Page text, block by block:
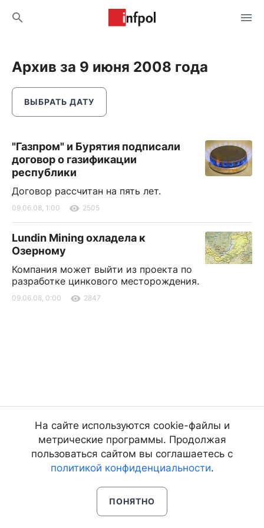
Архив за 9 июня 2008 года
ВЫБРАТЬ ДАТУ
"Газпром" и Бурятия подписали
договор о газификации
республики
Договор рассчитан на пять лет.
09.06.08, 1:00 2505
Lundin Mining охладела к
Озерному
Компания может выйти из проекта по
разработке цинкового месторождения.
09.06.08, 0:00 2847
На сайте используются cookie-файлы и
метрические программы. Продолжая
пользоваться сайтом вы соглашаетесь с
политикой конфиденциальности.
ПОНЯТНО